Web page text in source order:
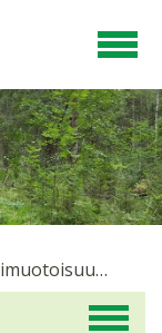
Millaista monimuotoisuutta löytyy avohakkuun ja jatkuvan kasvatuksen takaa? | Blogi Lauri Saaristo, Arto Koistinen, Hannes Pasanen